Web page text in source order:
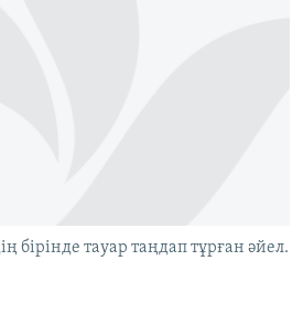
бірінде тауар таңдап тұрған әйел.